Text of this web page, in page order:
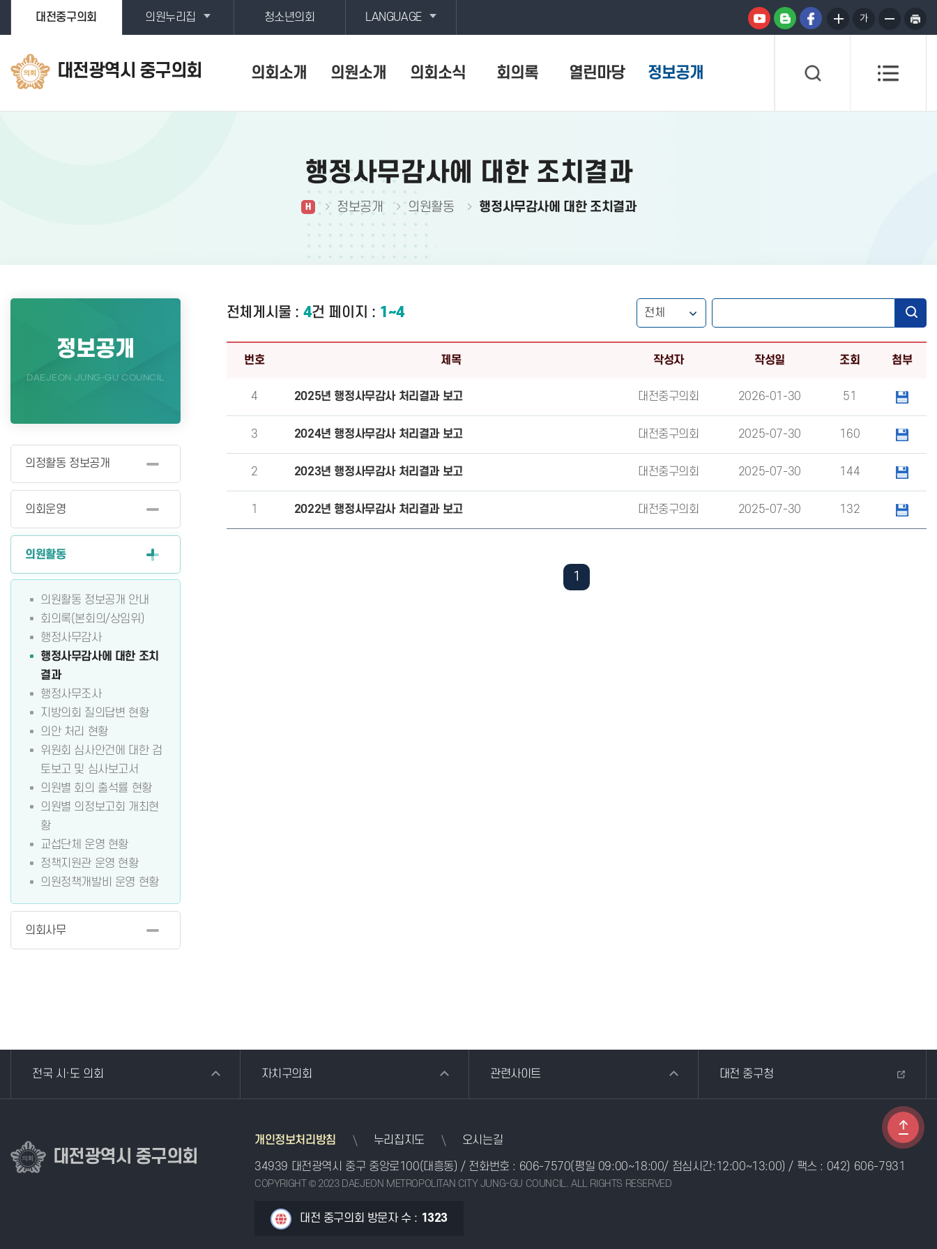
대전중구의회
의원누리집 청소년의회 LANGUAGE 가
대전광역시 중구의회 의회소개 의원소개 의회소식 회의록 열린마당 정보공개
행정사무감사에 대한 조치결과
H 정보공개 의원활동 행정사무감사에 대한 조치결과
정보공개
DAEJEON JUNG-GU COUNCIL
의정활동 정보공개
의회운영
의원활동
의원활동 정보공개 안내
회의록(본회의/상임위)
행정사무감사
행정사무감사에 대한 조치
결과
행정사무조사
지방의회 질의답변 현황
의안 처리 현황
위원회 심사안건에 대한 검
토보고 및 심사보고서
의원별 회의 출석률 현황
의원별 의정보고회 개최현
황
교섭단체 운영 현황
정책지원관 운영 현황
의원정책개발비 운영 현황
의회사무
전체게시물 : 4건 페이지 : 1~4
번호 제목 작성자 작성일 조회 첨부
4 2025년 행정사무감사 처리결과 보고 대전중구의회 2026-01-30 51
3 2024년 행정사무감사 처리결과 보고 대전중구의회 2025-07-30 160
2 2023년 행정사무감사 처리결과 보고 대전중구의회 2025-07-30 144
1 2022년 행정사무감사 처리결과 보고 대전중구의회 2025-07-30 132
1
전국 시·도 의회 자치구의회 관련사이트 대전 중구청
대전광역시 중구의회
개인정보처리방침 누리집지도 오시는길
34939 대전광역시 중구 중앙로100(대흥동)/ 전화번호 : 606-7570(평일 09:00~18:00/ 점심시간:12:00~13:00) / 팩스 : 042) 606-7931
COPYRIGHT © 2023 DAEJEON METROPOLITAN CITY JUNG-GU COUNCIL. ALL RIGHTS RESERVED
대전 중구의회 방문자 수 : 1323